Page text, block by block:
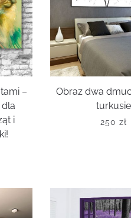
–
i
Obraz dwa
turkusie
250zł